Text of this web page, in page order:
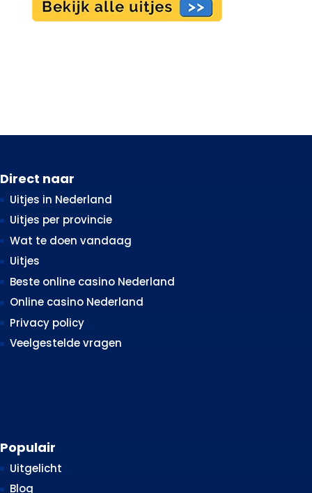
Direct naar
Uitjes in Nederland
Uitjes per provincie
Wat te doen vandaag
Uitjes
Beste online casino Nederland
Online casino Nederland
Privacy policy
Veelgestelde vragen
Populair
Uitgelicht
Blog